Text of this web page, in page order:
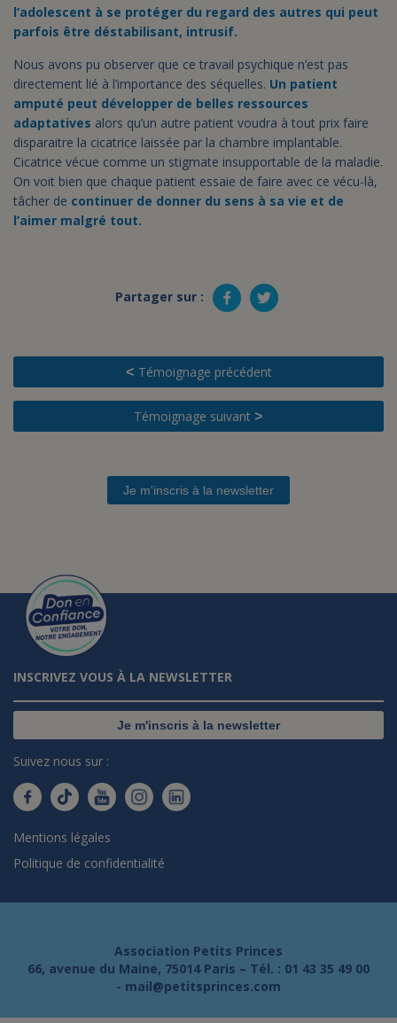
l’adolescent à se protéger du regard des autres qui peut
parfois être déstabilisant, intrusif.
Nous avons pu observer que ce travail psychique n’est pas
directement lié à l’importance des séquelles. Un patient
amputé peut développer de belles ressources
adaptatives alors qu’un autre patient voudra à tout prix faire
disparaitre la cicatrice laissée par la chambre implantable.
Cicatrice vécue comme un stigmate insupportable de la maladie.
On voit bien que chaque patient essaie de faire avec ce vécu-là,
tâcher de continuer de donner du sens à sa vie et de
l’aimer malgré tout.
Partager sur :
< Témoignage précédent
Témoignage suivant >
Je m'inscris à la newsletter
INSCRIVEZ VOUS À LA NEWSLETTER
Je m'inscris à la newsletter
Suivez nous sur :
Mentions légales
Politique de confidentialité
Association Petits Princes
66, avenue du Maine, 75014 Paris – Tél. : 01 43 35 49 00
- mail@petitsprinces.com